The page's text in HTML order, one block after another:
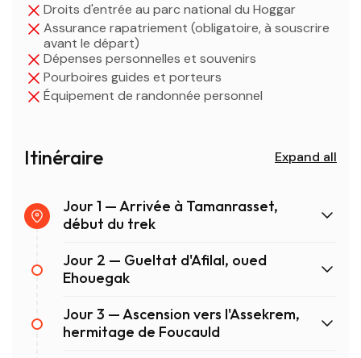
Droits d'entrée au parc national du Hoggar
Assurance rapatriement (obligatoire, à souscrire
avant le départ)
Dépenses personnelles et souvenirs
Pourboires guides et porteurs
Équipement de randonnée personnel
Itinéraire Expand all
Jour 1 — Arrivée à Tamanrasset,
début du trek
Jour 2 — Gueltat d'Afilal, oued
Ehouegak
Jour 3 — Ascension vers l'Assekrem,
hermitage de Foucauld